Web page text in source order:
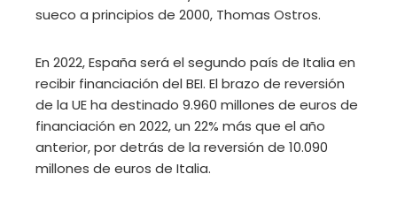
sueco a principios de 2000, Thomas Ostros.
En 2022, España será el segundo país de Italia en
recibir financiación del BEI. El brazo de reversión
de la UE ha destinado 9.960 millones de euros de
financiación en 2022, un 22% más que el año
anterior, por detrás de la reversión de 10.090
millones de euros de Italia.